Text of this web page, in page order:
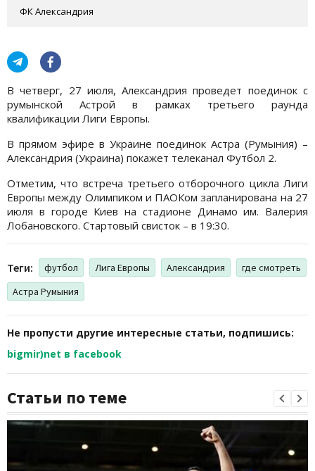
ФК Александрия
В четверг, 27 июля, Александрия проведет поединок с
румынской Астрой в рамках третьего раунда
квалификации Лиги Европы.
В прямом эфире в Украине поединок Астра (Румыния) –
Александрия (Украина) покажет телеканал Футбол 2.
Отметим, что встреча третьего отборочного цикла Лиги
Европы между Олимпиком и ПАОКом запланирована на 27
июля в городе Киев на стадионе Динамо им. Валерия
Лобановского. Стартовый свисток – в 19:30.
Теги: футбол Лига Европы Александрия
где смотреть
Астра Румыния
Не пропусти другие интересные статьи, подпишись:
bigmir)net в facebook
Статьи по теме